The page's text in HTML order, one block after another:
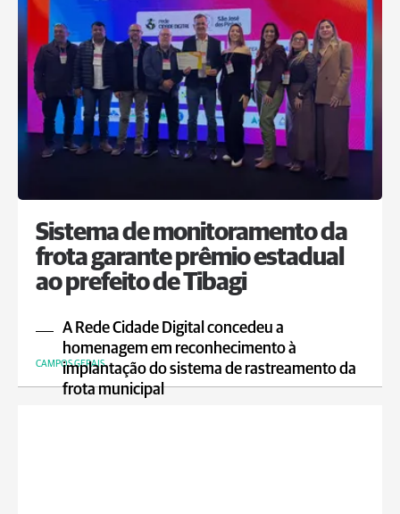
Sistema de monitoramento da
frota garante prêmio estadual
ao prefeito de Tibagi
A Rede Cidade Digital concedeu a
homenagem em reconhecimento à
implantação do sistema de rastreamento da
frota municipal
CAMPOS GERAIS